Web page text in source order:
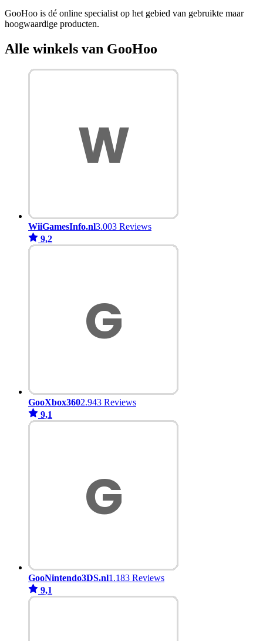
GooHoo is dé online specialist op het gebied van gebruikte maar
hoogwaardige producten.
Alle winkels van GooHoo
WiiGamesInfo.nl3.003 Reviews
9,2
GooXbox3602.943 Reviews
9,1
GooNintendo3DS.nl1.183 Reviews
9,1